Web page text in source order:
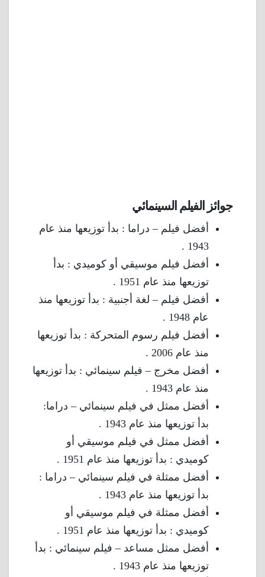
جوائز الفيلم السينمائي
أفضل فيلم – دراما : بدأ توزيعها منذ عام
1943 .
أفضل فيلم موسيقي أو كوميدي : بدأ
توزيعها منذ عام 1951 .
أفضل فيلم – لغة أجنبية : بدأ توزيعها منذ
عام 1948 .
أفضل فيلم رسوم المتحركة : بدأ توزيعها
منذ عام 2006 .
أفضل مخرج – فيلم سينمائي : بدأ توزيعها
منذ عام 1943 .
أفضل ممثل في فيلم سينمائي – دراما:
بدأ توزيعها منذ عام 1943 .
أفضل ممثل في فيلم موسيقي أو
كوميدي : بدأ توزيعها منذ عام 1951 .
أفضل ممثلة في فيلم سينمائي – دراما :
بدأ توزيعها منذ عام 1943 .
أفضل ممثلة في فيلم موسيقي أو
كوميدي : بدأ توزيعها منذ عام 1951 .
أفضل ممثل مساعد – فيلم سينمائي : بدأ
توزيعها منذ عام 1943 .